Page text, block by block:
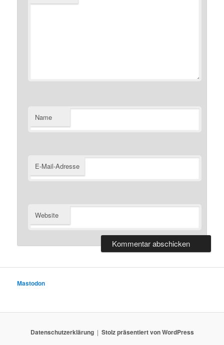
Name
E-Mail-Adresse
Website
Mastodon
Datenschutzerklärung Stolz präsentiert von WordPress